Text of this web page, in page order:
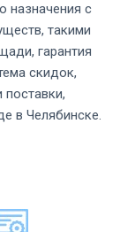
назначения с
такими
гарантия
скидок,
в Челябинске.